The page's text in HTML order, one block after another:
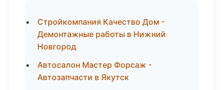
Стройкомпания Качество Дом -
Демонтажные работы в Нижний
Новгород
Автосалон Мастер Форсаж -
Автозапчасти в Якутск